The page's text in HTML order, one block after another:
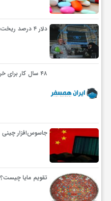
دلار ۴ درصد ریخت، ۲۰۷ فقط ۲.۹…
۴۸ سال کار برای خرید یک تویوتا…
جاسوس‌افزار چینی
تقویم مایا چیست؟